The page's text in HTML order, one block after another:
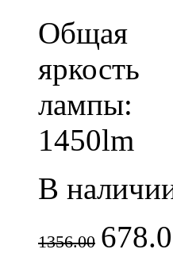
Общая
яркость
лампы:
1450lm
В
1356.00